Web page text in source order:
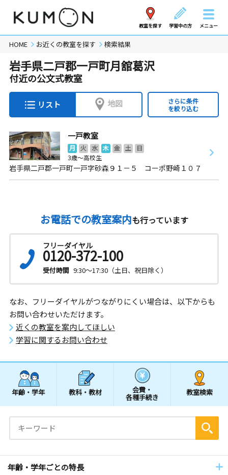
教室を探す 学習中の方 メニュー
HOME お近くの教室を探す 検索結果
岩手県二戸郡一戸町月舘葛沢
付近の公文式教室
リスト 地図
さらに条件
を絞り込む
一戸教室
月 火 水 木 金 土
日
3歳～高校生
岩手県二戸郡一戸町一戸字砂森９１－５ コーポ野崎１０７
お電話での教室案内も行っています
フリーダイヤル
0120-372-100
受付時間 9:30～17:30（土日、祝日除く）
なお、フリーダイヤルがつながりにくい場合は、以下からも
お問い合わせいただけます。
近くの教室を案内してほしい
学習に関するお問い合わせ
年齢・学年 教科・教材 会費・
各種手続き
教室検索
年齢・学年ごとの特長